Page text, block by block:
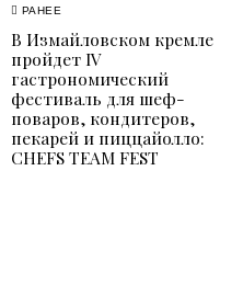
Навигация
по
записям
РАНЕЕ
Previous
post:
В Измайловском кремле
пройдет IV
гастрономический
фестиваль для шеф-
поваров, кондитеров,
пекарей и пиццайолло:
CHEFS TEAM FEST